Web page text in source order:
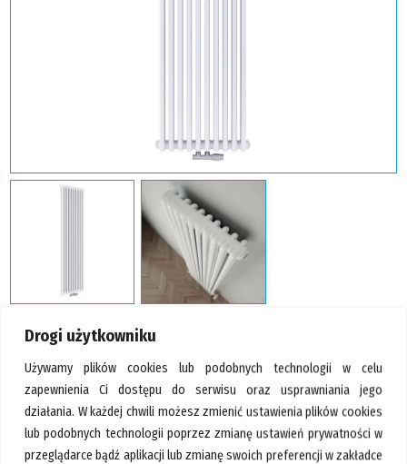
Drogi użytkowniku
Używamy plików cookies lub podobnych technologii w celu
zapewnienia Ci dostępu do serwisu oraz usprawniania jego
działania. W każdej chwili możesz zmienić ustawienia plików cookies
lub podobnych technologii poprzez zmianę ustawień prywatności w
przeglądarce bądź aplikacji lub zmianę swoich preferencji w zakładce
SZUKAJ
PROMOCJA
Irsap Tesi 2 1800×450 D50 –
grzejnik pionowy stylizowany